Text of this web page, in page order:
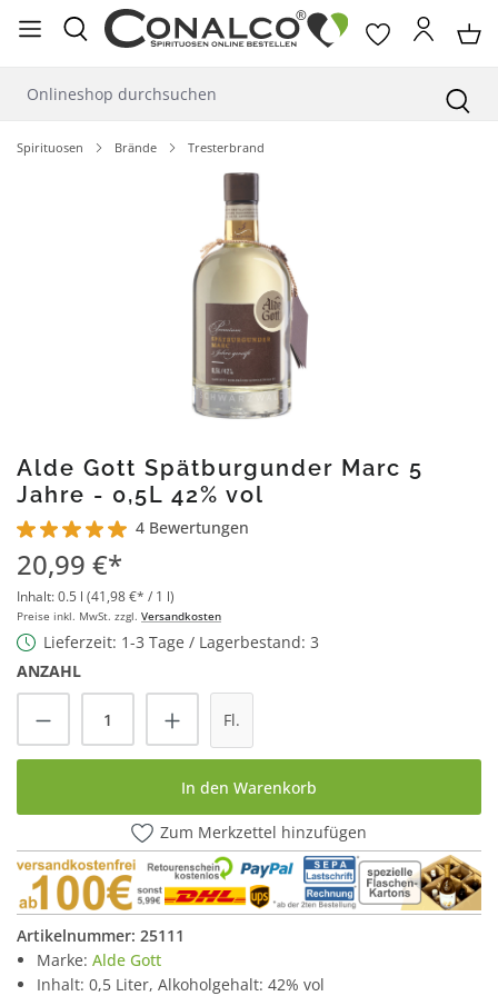
springen
Spirituosen Brände Tresterbrand
Bildergalerie überspringen
Alde Gott Spätburgunder Marc 5
Jahre - 0,5L 42% vol
Durchschnittliche Bewertung von 5 von 5 Sternen
4 Bewertungen
20,99 €*
Inhalt:0.5 l (41,98 €* / 1 l)
Preise inkl. MwSt. zzgl. Versandkosten
Lieferzeit: 1-3 Tage / Lagerbestand: 3
ANZAHL
Produkt Anzahl: Gib den gewünschten
Fl.
In den Warenkorb
Zum Merkzettel hinzufügen
Artikelnummer: 25111
Marke: Alde Gott
Inhalt: 0,5 Liter, Alkoholgehalt: 42% vol